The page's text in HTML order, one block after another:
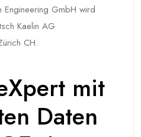
Engineering GmbH wird
Kaelin AG
CH.
mit
Daten